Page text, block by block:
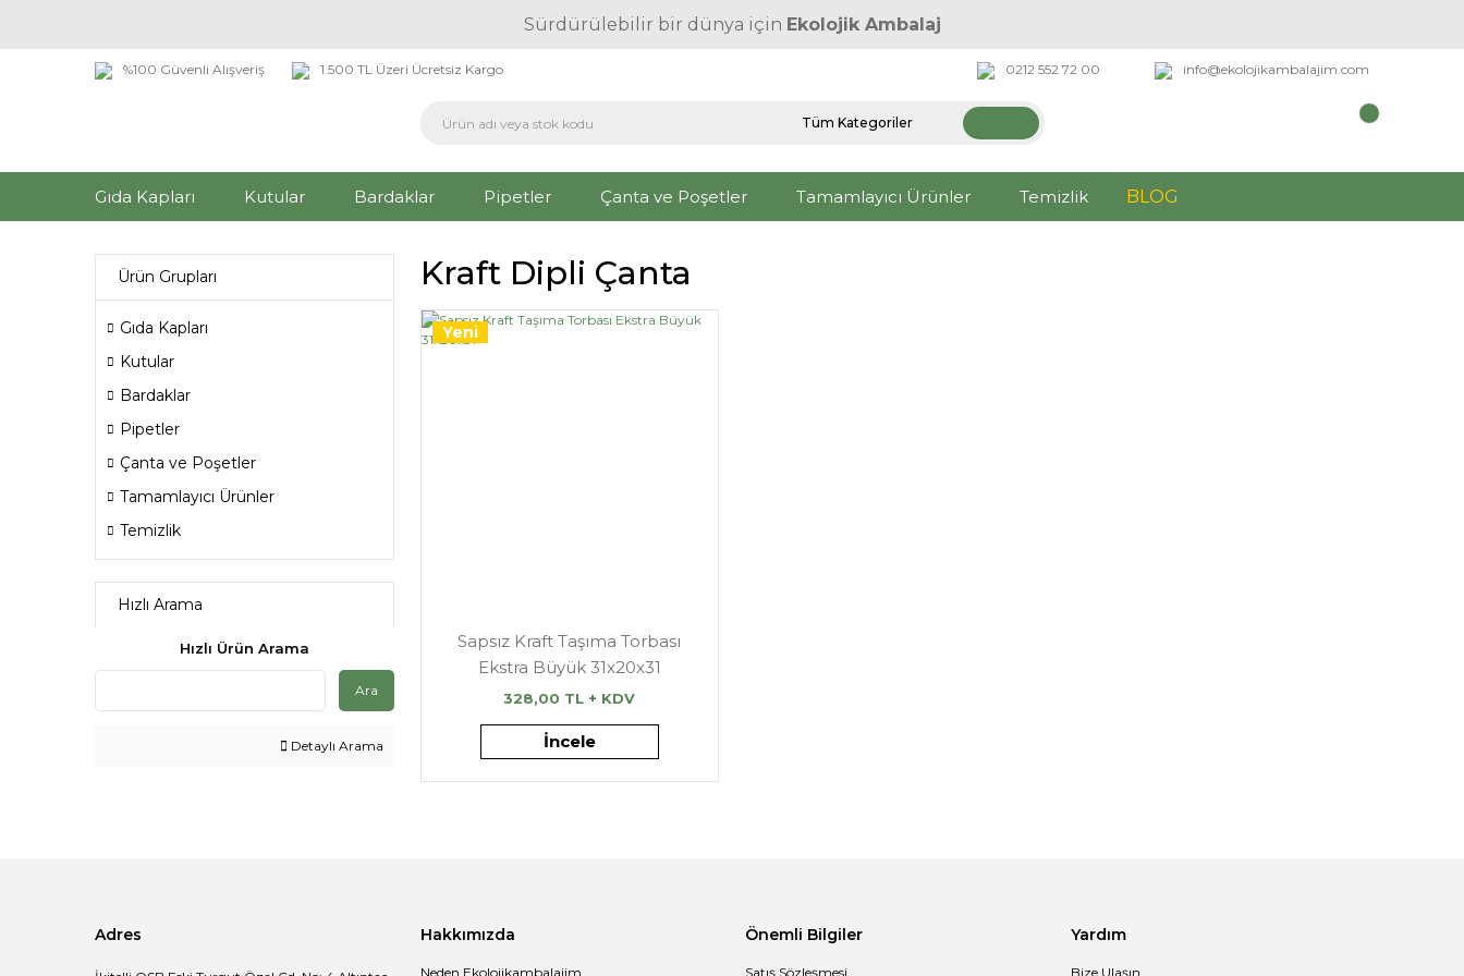
Sürdürülebilir bir dünya için Ekolojik Ambalaj
%100 Güvenli Alışveriş 1.500 TL Üzeri Ücretsiz Kargo 0212 552 72 00 info@ekolojikambalajim.com
Gıda Kapları Kutular Bardaklar Pipetler Çanta ve Poşetler Tamamlayıcı Ürünler Temizlik BLOG
Ürün Grupları
Gıda Kapları
Kutular
Bardaklar
Pipetler
Çanta ve Poşetler
Tamamlayıcı Ürünler
Temizlik
Hızlı Arama
Hızlı Ürün Arama
Ara
Detaylı Arama
Kraft Dipli Çanta
Yeni
Sapsız Kraft Taşıma Torbası
Ekstra Büyük 31x20x31
328,00 TL + KDV
İncele
Adres Hakkımızda
Neden Ekolojikambalajim
Önemli Bilgiler
Satış Sözleşmesi
Yardım
Bize Ulaşın